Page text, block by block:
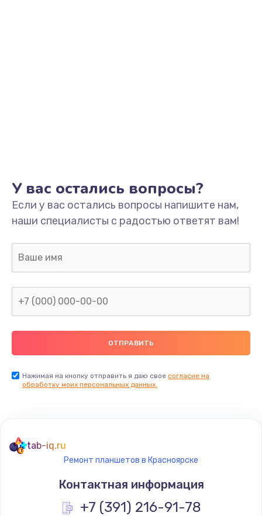
Замена/Pемонт карбюратора
1300 руб.
Заказать
Ремонт капиллярной трубки
400 руб.
Заказать
Замена термостата
1200 руб.
Заказать
У вас остались вопросы?
Если у вас остались вопросы напишите нам,
наши специалисты с радостью ответят вам!
Нажимая на кнопку отправить я даю свое согласие на
обработку моих персональных данных.
tab-iq.ru
Ремонт планшетов в Красноярске
Контактная информация
+7 (391) 216-91-78